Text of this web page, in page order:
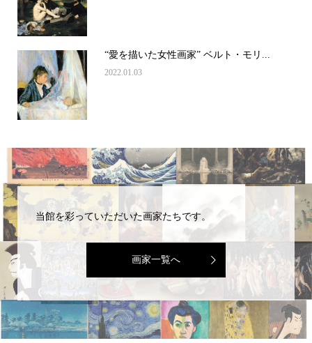
“愛を描いた女性画家” ベルト・モリ...
2022.01.03
当館を彩っていただいた画家たちです。
画家一覧へ